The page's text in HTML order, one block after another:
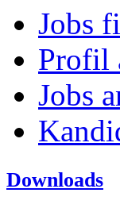
Jobs
Profil
Jobs
Downloads